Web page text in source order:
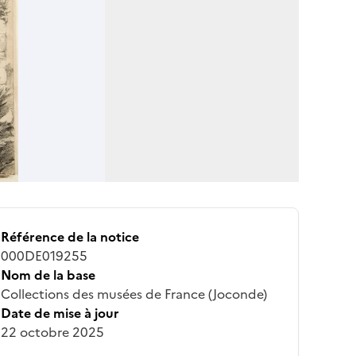
Référence de la notice
000DE019255
Nom de la base
Collections des musées de France (Joconde)
Date de mise à jour
22 octobre 2025